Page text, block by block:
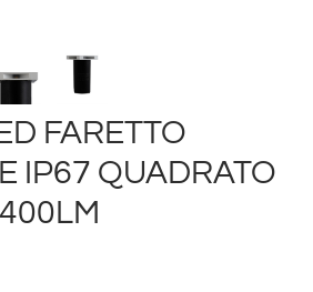
FARETTO
IP67 QUADRATO